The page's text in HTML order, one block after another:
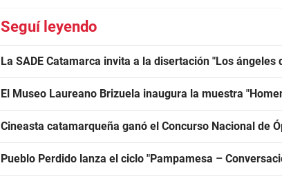
Seguí leyendo
La SADE Catamarca invita a la disertación "Los ángeles
El Museo Laureano Brizuela inaugura la muestra
Cineasta catamarqueña ganó el Concurso Nacional de
Pueblo Perdido lanza el ciclo "Pampamesa –